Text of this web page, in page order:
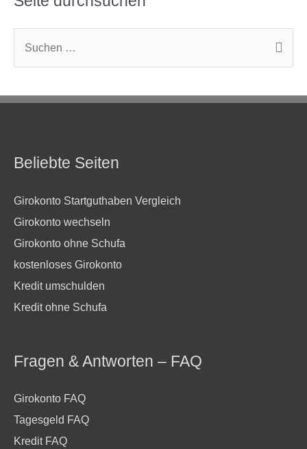
h
n
h
:
Beliebte Seiten
Girokonto Startguthaben Vergleich
Girokonto wechseln
Girokonto ohne Schufa
kostenloses Girokonto
Kredit umschulden
Kredit ohne Schufa
Fragen & Antworten – FAQ
Girokonto FAQ
Tagesgeld FAQ
Kredit FAQ